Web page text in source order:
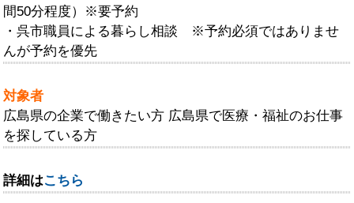
間50分程度）※要予約
・呉市職員による暮らし相談 ※予約必須ではありませ
んが予約を優先
対象者
広島県の企業で働きたい方 広島県で医療・福祉のお仕事
を探している方
詳細はこちら